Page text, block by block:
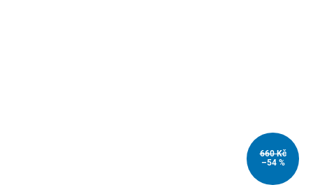
660 Kč
–54 %